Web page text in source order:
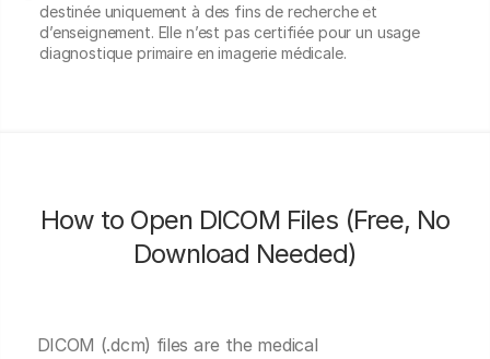
destinée uniquement à des fins de recherche et
d’enseignement. Elle n’est pas certifiée pour un usage
diagnostique primaire en imagerie médicale.
How to Open DICOM Files (Free, No
Download Needed)
DICOM (.dcm) files are the medical